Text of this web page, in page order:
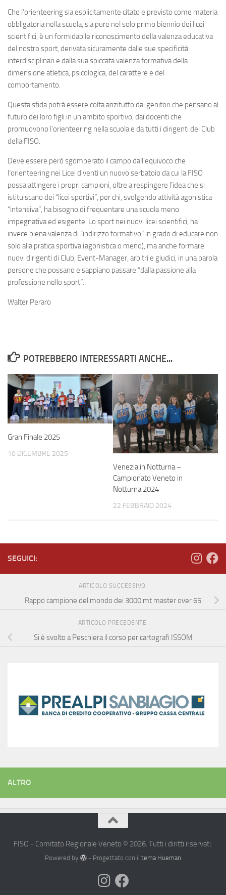
Che l’orienteering sia esplicitamente citato e previsto come materia
obbligatoria nella scuola, sia pure nel solo primo biennio dei licei
scientifici, è un formidabile riconoscimento della valenza educativa
del nostro sport, derivata sicuramente dalle sue specificità
interdisciplinari e dalla sua spiccata valenza formativa della
dimensione atletica, psicologica, del carattere e del
comportamento.
Questa sfida potrà essere colta anzitutto dai genitori che pensano al
futuro dei loro figli in un ambito sportivo, dai docenti che
promuovono l’orienteering nella scuola e da tutti i dirigenti dei Club
della FISO.
Deve essere però sgomberato il campo dall’equivoco che
l’orienteering nei Licei diventi un nuovo serbatoio da cui la FISO
possa attingere i propri campioni, oltre a respingere l’idea che si
istituiscano dei “licei sportivi”, per chi, svolgendo attività agonistica
“intensiva”, ha bisogno di frequentare una scuola meno
impegnativa ed esigente. Lo sport nei nuovi licei scientifici, ha
invece piena valenza di “indirizzo formativo” in grado di educare non
solo alla pratica sportiva (agonistica o meno), ma anche formare
nuovi dirigenti di Club, Event-Manager, arbitri e giudici, in una parola
persone che possano e sappiano passare “dalla passione alla
professione nello sport”.
Walter Peraro
POTREBBERO INTERESSARTI ANCHE...
Gran Finale 2025
10 DICEMBRE 2025
Venezia in Notturna –
Campionato Veneto in
Notturna 2024
22 FEBBRAIO 2024
SEGUICI:
ARTICOLO SUCCESSIVO
Rappo campione del mondo dei 3000 mt master over 65
ARTICOLO PRECEDENTE
Si è svolto a Peschiera il corso per cartografi ISSOM
ALTRO
FISO - Comitato Regionale Veneto © 2026. Tutti i diritti riservati.
Powered by - Progettato con il tema Hueman